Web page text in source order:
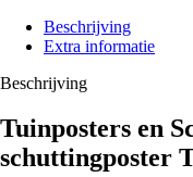
Beschrijving
Extra informatie
Beschrijving
Tuinposters en
schuttingposter